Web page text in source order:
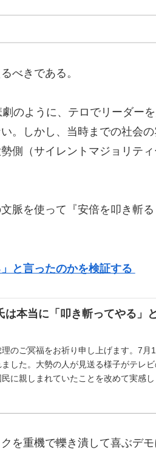
べきである。
のように、テロでリーダー
。しかし、当時までの社会
側（サイレントマジョリテ
脈を使って『安倍を叩き斬
と言ったのかを検証する
は本当に「叩き斬ってやる」
のご冥福をお祈り申し上げます。7月
した。大勢の人が見送る様子がテレ
に親しまれていたことを改めて実感
を重機で轢き潰して喜ぶデ